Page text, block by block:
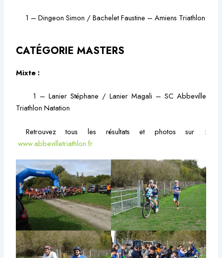
1 – Dingeon Simon / Bachelet Faustine – Amiens Triathlon
CATÉGORIE MASTERS
Mixte :
1 – Lanier Stéphane / Lanier Magali – SC Abbeville
Triathlon Natation
Retrouvez tous les résultats et photos sur :
www.abbevilletriathlon.fr